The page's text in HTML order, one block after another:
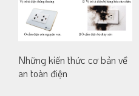
Những kiến thức cơ bản về
an toàn điện